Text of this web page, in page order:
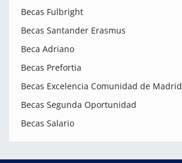
Becas Fulbright
Becas Santander Erasmus
Beca Adriano
Becas Prefortia
Becas Excelencia Comunidad de Madrid
Becas Segunda Oportunidad
Becas Salario